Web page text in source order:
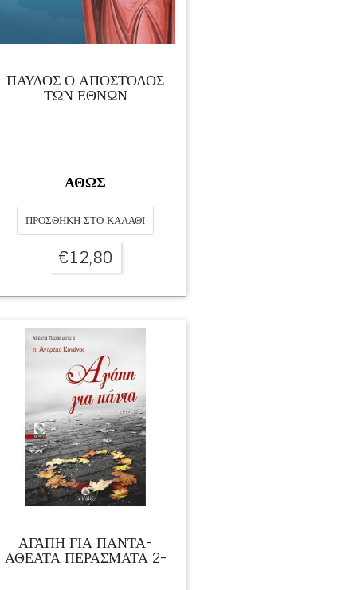
ΠΑΥΛΟΣ Ο ΑΠΟΣΤΟΛΟΣ
ΤΩΝ ΕΘΝΩΝ
ΑΘΩΣ
ΠΡΟΣΘΉΚΗ ΣΤΟ ΚΑΛΆΘΙ
€12,80
ΑΓΑΠΗ ΓΙΑ ΠΑΝΤΑ-
ΑΘΕΑΤΑ ΠΕΡΑΣΜΑΤΑ 2-